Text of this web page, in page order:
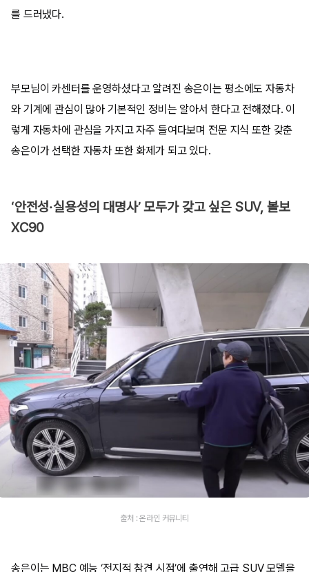
를 드러냈다.
부모님이 카센터를 운영하셨다고 알려진 송은이는 평소에도 자동차
와 기계에 관심이 많아 기본적인 정비는 알아서 한다고 전해졌다. 이
렇게 자동차에 관심을 가지고 자주 들여다보며 전문 지식 또한 갖춘
송은이가 선택한 자동차 또한 화제가 되고 있다.
‘안전성·실용성의 대명사’ 모두가 갖고 싶은 SUV, 볼보
XC90
출처 : 온라인 커뮤니티
송은이는 MBC 예능 ‘전지적 참견 시점’에 출연해 고급 SUV 모델을